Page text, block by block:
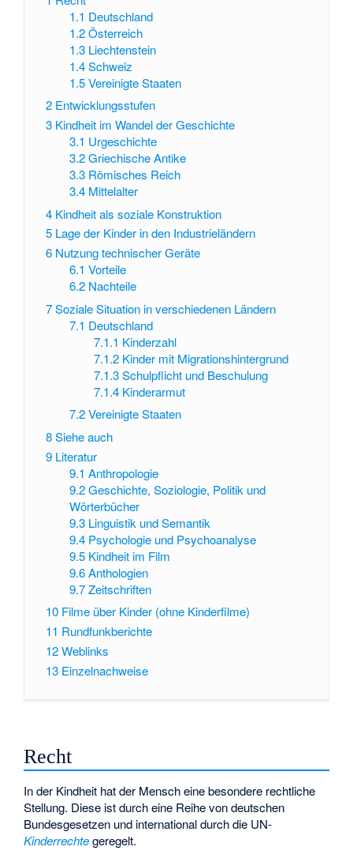
1.1 Deutschland
1.2 Österreich
1.3 Liechtenstein
1.4 Schweiz
1.5 Vereinigte Staaten
2 Entwicklungsstufen
3 Kindheit im Wandel der Geschichte
3.1 Urgeschichte
3.2 Griechische Antike
3.3 Römisches Reich
3.4 Mittelalter
4 Kindheit als soziale Konstruktion
5 Lage der Kinder in den Industrieländern
6 Nutzung technischer Geräte
6.1 Vorteile
6.2 Nachteile
7Soziale Situation in verschiedenen Ländern
7.1 Deutschland
7.1.1 Kinderzahl
7.1.2 Kinder mit Migrationshintergrund
7.1.3 Schulpflicht und Beschulung
7.1.4 Kinderarmut
7.2 Vereinigte Staaten
8Siehe auch
9 Literatur
9.1 Anthropologie
9.2 Geschichte, Soziologie, Politik und
Wörterbücher
9.3 Linguistik und Semantik
9.4 Psychologie und Psychoanalyse
9.5 Kindheit im Film
9.6 Anthologien
9.7 Zeitschriften
10 Filme über Kinder (ohne Kinderfilme)
11 Rundfunkberichte
12Weblinks
13 Einzelnachweise
Recht
In der Kindheit hat der Mensch eine besondere rechtliche
Stellung. Diese ist durch eine Reihe von deutschen
Bundesgesetzen und international durch die UN-
Kinderrechtegeregelt.